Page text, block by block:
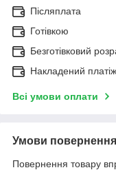
Післяплата
Готівкою
Безготівковий
Накладений платіж
Всі умови оплати
Умови повернення
Повернення товару